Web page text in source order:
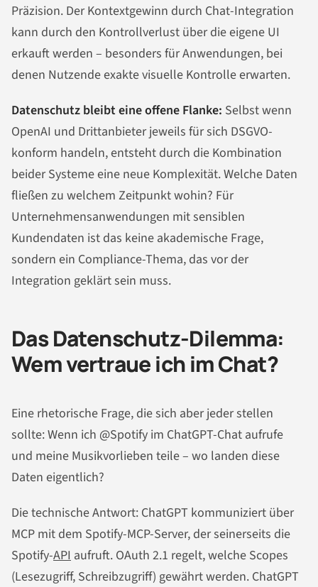
Präzision. Der Kontextgewinn durch Chat-Integration
kann durch den Kontrollverlust über die eigene UI
erkauft werden – besonders für Anwendungen, bei
denen Nutzende exakte visuelle Kontrolle erwarten.
Datenschutz bleibt eine offene Flanke: Selbst wenn
OpenAI und Drittanbieter jeweils für sich DSGVO-
konform handeln, entsteht durch die Kombination
beider Systeme eine neue Komplexität. Welche Daten
fließen zu welchem Zeitpunkt wohin? Für
Unternehmensanwendungen mit sensiblen
Kundendaten ist das keine akademische Frage,
sondern ein Compliance-Thema, das vor der
Integration geklärt sein muss.
Das Datenschutz-Dilemma:
Wem vertraue ich im Chat?
Eine rhetorische Frage, die sich aber jeder stellen
sollte: Wenn ich @Spotify im ChatGPT-Chat aufrufe
und meine Musikvorlieben teile – wo landen diese
Daten eigentlich?
Die technische Antwort: ChatGPT kommuniziert über
MCP mit dem Spotify-MCP-Server, der seinerseits die
Spotify-API aufruft. OAuth 2.1 regelt, welche Scopes
(Lesezugriff, Schreibzugriff) gewährt werden. ChatGPT